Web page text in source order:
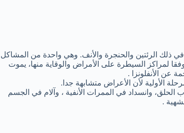
ذلك الرئتين والحنجرة والأنف. وهي واحدة من المشاكل
لمراكز السيطرة على الأمراض والوقاية منها، يموت
عن الأنفلونزا .
الأولية لأن الأعراض متشابهة جدا.
الحلق، وانسداد في الممرات الأنفية ، وآلام في الجسم
.